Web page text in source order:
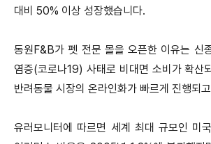
대비 50% 이상 성장했습니다.
동원F&B가 펫 전문 몰을 오픈한 이유는 신
염증(코로나19) 사태로 비대면 소비가 확산
반려동물 시장의 온라인화가 빠르게 진행되
유러모니터에 따르면 세계 최대 규모인 미